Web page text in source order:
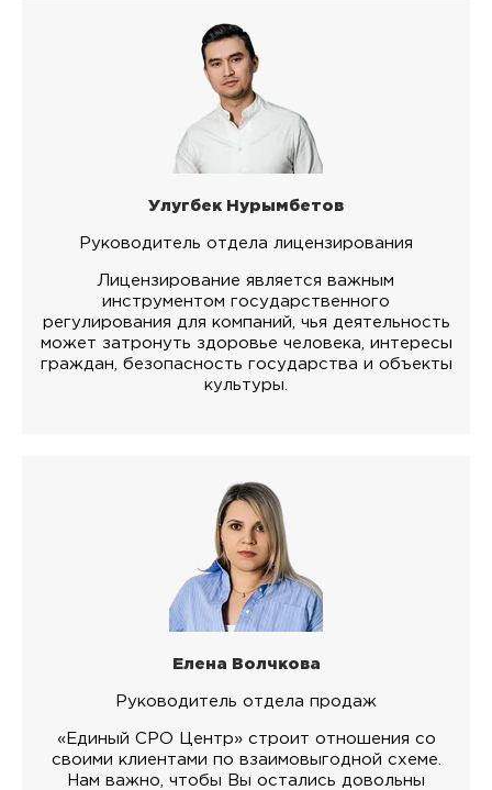
Улугбек Нурымбетов
Руководитель отдела лицензирования
Лицензирование является важным
инструментом государственного
регулирования для компаний, чья деятельность
может затронуть здоровье человека, интересы
граждан, безопасность государства и объекты
культуры.
Елена Волчкова
Руководитель отдела продаж
«Единый СРО Центр» строит отношения со
своими клиентами по взаимовыгодной схеме.
Нам важно, чтобы Вы остались довольны